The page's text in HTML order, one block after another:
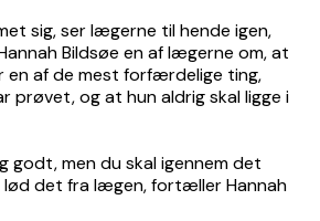
sig, ser lægerne til hende igen,
Bildsøe en af lægerne om, at
en af de mest forfærdelige ting,
prøvet, og at hun aldrig skal ligge i
godt, men du skal igennem det
lød det fra lægen, fortæller Hannah